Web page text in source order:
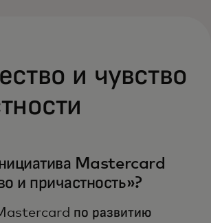
и чувство
Mastercard
и причастность»?
по развитию